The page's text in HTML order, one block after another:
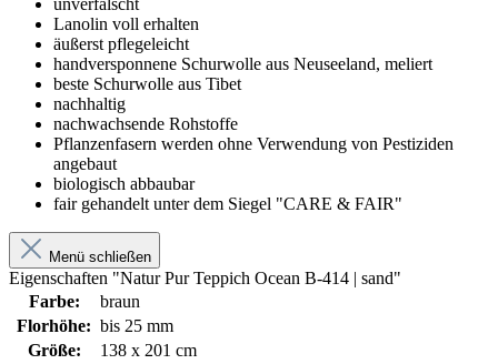
unverfälscht
Lanolin voll erhalten
äußerst pflegeleicht
handversponnene Schurwolle aus Neuseeland, meliert
beste Schurwolle aus Tibet
nachhaltig
nachwachsende Rohstoffe
Pflanzenfasern werden ohne Verwendung von Pestiziden
angebaut
biologisch abbaubar
fair gehandelt unter dem Siegel "CARE & FAIR"
Menü schließen
Eigenschaften "Natur Pur Teppich Ocean B-414 | sand"
Farbe:
braun
Florhöhe: bis 25 mm
Größe:
138 x 201 cm